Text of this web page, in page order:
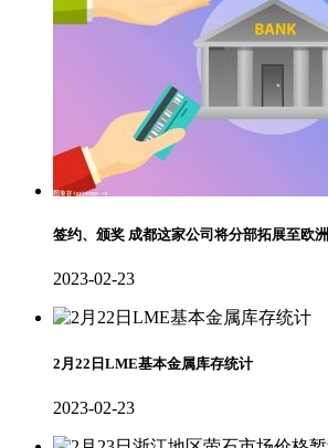
签约、颁奖 成都这家公司将分部拓展至欧洲
2023-02-23
2月22日LME基本金属库存统计
2023-02-23